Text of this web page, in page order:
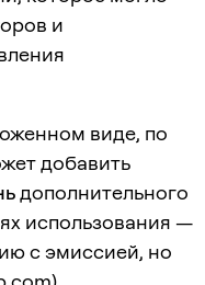
и
виде, по
добавить
дополнительного
использования —
с эмиссией, но